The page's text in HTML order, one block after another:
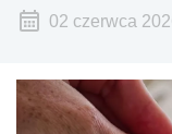
02 czerwca